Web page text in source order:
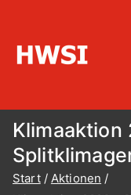
Klimaaktion
Start
Aktionen